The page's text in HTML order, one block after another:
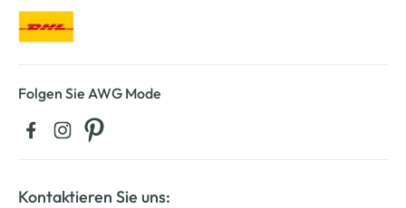
Folgen Sie AWG Mode
Kontaktieren Sie uns: